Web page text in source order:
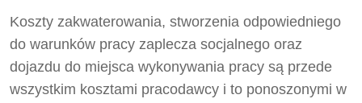
Koszty zakwaterowania, stworzenia odpowiedniego
do warunków pracy zaplecza socjalnego oraz
dojazdu do miejsca wykonywania pracy są przede
wszystkim kosztami pracodawcy i to ponoszonymi w